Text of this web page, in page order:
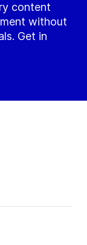
content
without
Get in